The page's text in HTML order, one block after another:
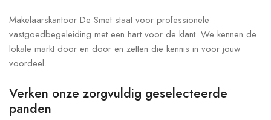
Makelaarskantoor De Smet staat voor professionele
vastgoedbegeleiding met een hart voor de klant. We kennen de
lokale markt door en door en zetten die kennis in voor jouw
voordeel.
Verken onze zorgvuldig geselecteerde
panden